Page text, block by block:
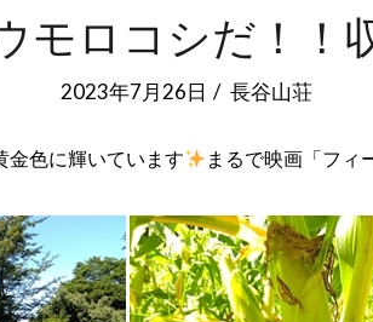
モロコシだ！！
2023年7月26日 長谷山荘
金色に輝いています
まるで映画「フィ